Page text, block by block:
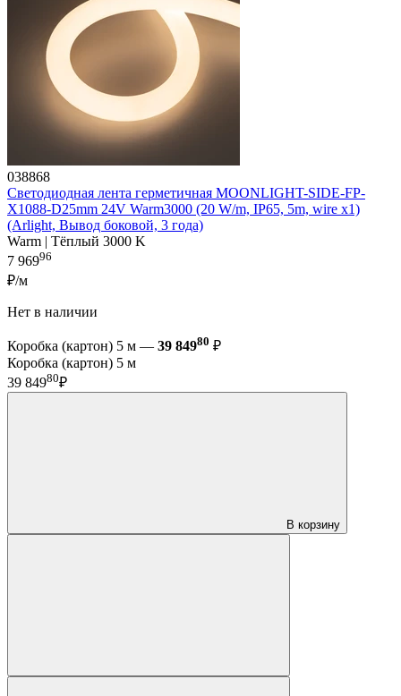
038868
Светодиодная лента герметичная MOONLIGHT-SIDE-FP-
X1088-D25mm 24V Warm3000 (20 W/m, IP65, 5m, wire x1)
(Arlight, Вывод боковой, 3 года)
Warm | Тёплый 3000 K
7 96996
₽/м
Нет в наличии
Коробка (картон) 5 м — 39 84980 ₽
Коробка (картон) 5 м
39 84980₽
В корзину